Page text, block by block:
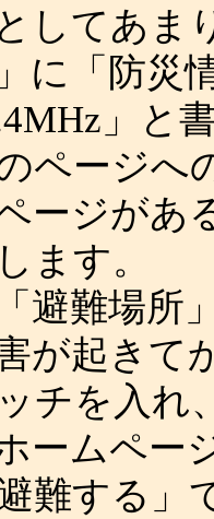
してあま
に「防災
」と
ページへ
ージがあ
ます。
避難場所
が起きて
チを入れ
ームペー
難する」